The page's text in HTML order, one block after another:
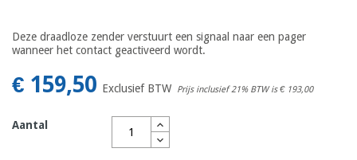
Deze draadloze zender verstuurt een signaal naar een pager
wanneer het contact geactiveerd wordt.
€ 159,50 Exclusief BTW Prijs inclusief 21% BTW is€ 193,00
Aantal